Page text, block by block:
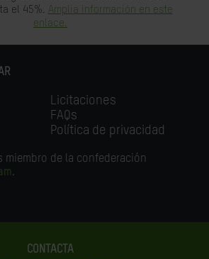
el 45%. Amplia información en este
enlace.
Licitaciones
FAQs
Política de privacidad
miembro de la confederación
.
CONTACTA